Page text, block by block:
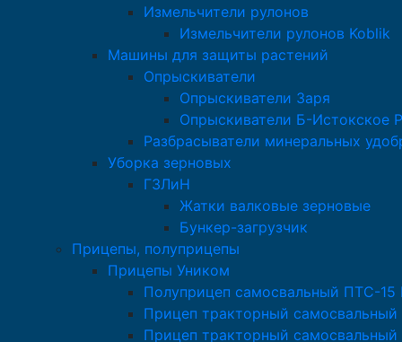
Измельчители рулонов
Измельчители рулонов Koblik
Машины для защиты растений
Опрыскиватели
Опрыскиватели Заря
Опрыскиватели Б-Истокское
Разбрасыватели минеральных
Уборка зерновых
ГЗЛиН
Жатки валковые зерновые
Бункер-загрузчик
Прицепы, полуприцепы
Прицепы Уником
Полуприцеп самосвальный ПТС-
Прицеп тракторный
Прицеп тракторный